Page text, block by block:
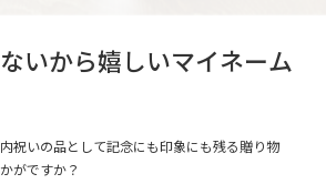
いから嬉しいマイネーム
祝いの品として記念にも印象にも残る贈り物
がですか？